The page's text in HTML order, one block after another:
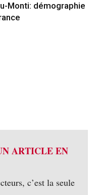
Monti: démographie
ARTICLE EN
c’est la seule